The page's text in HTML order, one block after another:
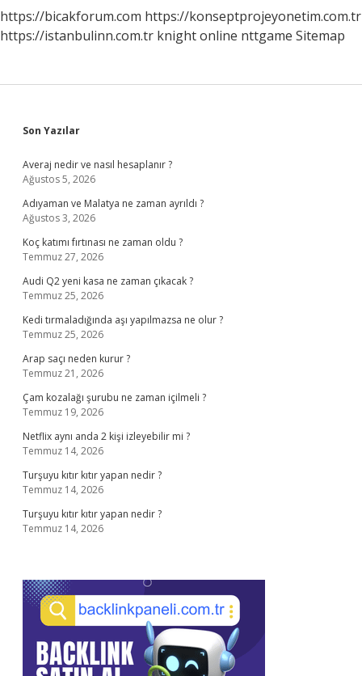
https://bicakforum.com https://konseptprojeyonetim.com.tr
https://istanbulinn.com.tr knight online nttgame Sitemap
Sidebar
Son Yazılar
Averaj nedir ve nasıl hesaplanır ?
Ağustos 5, 2026
Adıyaman ve Malatya ne zaman ayrıldı ?
Ağustos 3, 2026
Koç katımı fırtınası ne zaman oldu ?
Temmuz 27, 2026
Audi Q2 yeni kasa ne zaman çıkacak ?
Temmuz 25, 2026
Kedi tırmaladığında aşı yapılmazsa ne olur ?
Temmuz 25, 2026
Arap saçı neden kurur ?
Temmuz 21, 2026
Çam kozalağı şurubu ne zaman içilmeli ?
Temmuz 19, 2026
Netflix aynı anda 2 kişi izleyebilir mi ?
Temmuz 14, 2026
Turşuyu kıtır kıtır yapan nedir ?
Temmuz 14, 2026
Turşuyu kıtır kıtır yapan nedir ?
Temmuz 14, 2026